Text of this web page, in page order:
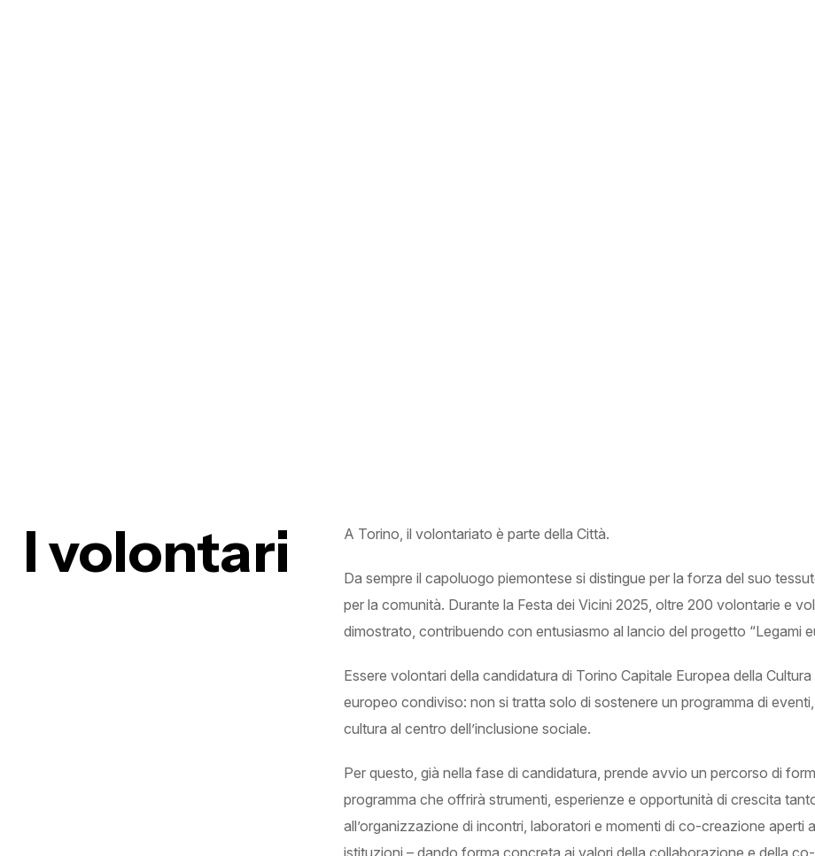
I volontari A Torino, il volontariato è parte della Città.
Da sempre il capoluogo piemontese si distingue per la forza del suo
per la comunità. Durante la Festa dei Vicini 2025, oltre 200 volontarie e
dimostrato, contribuendo con entusiasmo al lancio del progetto “Legami
Essere volontari della candidatura di Torino Capitale Europea della
europeo condiviso: non si tratta solo di sostenere un programma di
cultura al centro dell’inclusione sociale.
Per questo, già nella fase di candidatura, prende avvio un percorso di
programma che offrirà strumenti, esperienze e opportunità di crescita
all’organizzazione di incontri, laboratori e momenti di co-creazione aperti
istituzioni – dando forma concreta ai valori della collaborazione e della